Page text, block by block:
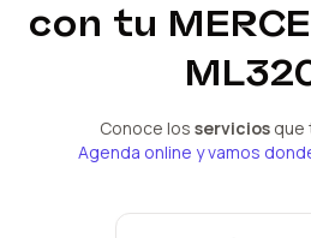
con tu
Conoce los servicios que
Agenda online y vamos